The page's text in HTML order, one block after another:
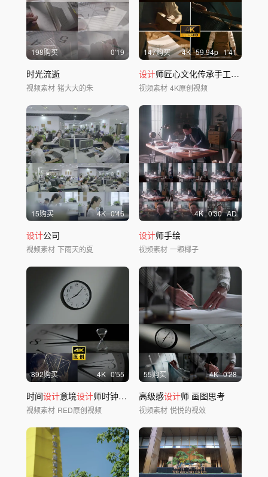
198购买 0'19
时光流逝
视频素材 猪大大的朱
147购买 4K 59.94p 1'41
设计师匠心文化传承手工工艺家具
视频素材 4K原创视频
15购买 4K 0'46
设计公司
视频素材 下雨天的夏
4K 0'30 AD
设计师手绘
视频素材 一颗椰子
892购买 4K 0'55
时间设计意境设计师时钟光影思考家装加班表
视频素材 RED原创视频
55购买 4K 0'28
高级感设计师 画图思考
视频素材 悦悦的视效